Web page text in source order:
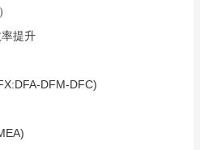
提升
DFM-DFC)